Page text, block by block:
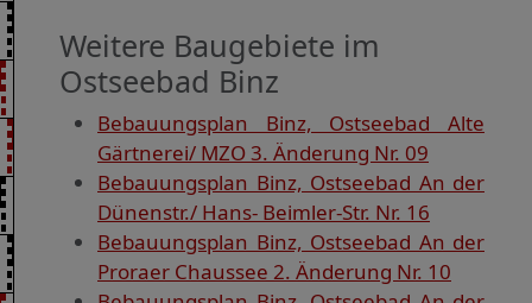
Weitere Baugebiete im
Ostseebad Binz
Bebauungsplan Binz, Ostseebad Alte
Gärtnerei/ MZO 3. Änderung Nr. 09
Bebauungsplan Binz, Ostseebad An der
Dünenstr./ Hans- Beimler-Str. Nr. 16
Bebauungsplan Binz, Ostseebad An der
Proraer Chaussee 2. Änderung Nr. 10